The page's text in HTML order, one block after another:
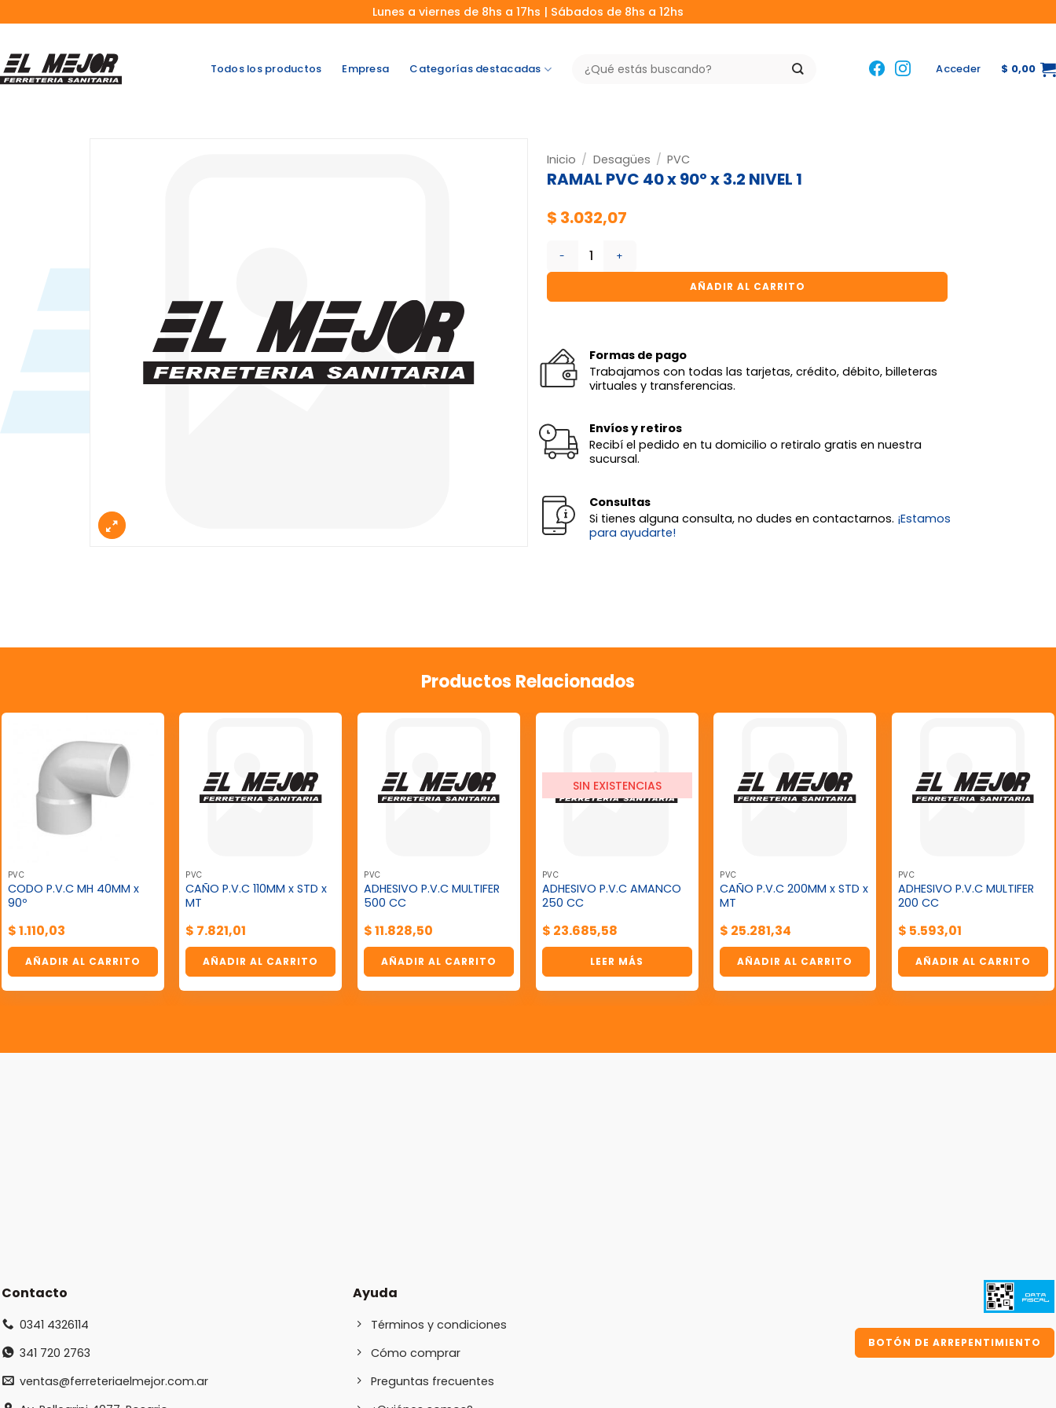
al
Lunes a viernes de 8hs a 17hs | Sábados de 8hs a 12hs
Todos los productos Empresa Categorías destacadas
Buscar
por:
Acceder $ 0,00
Inicio / Desagües / PVC
RAMAL PVC 40 x 90º x 3.2 NIVEL 1
$ 3.032,07
RAMAL PVC 40 x 90º x 3.2 NIVEL 1 cantidad
AÑADIR AL CARRITO
Formas de pago
Trabajamos con todas las tarjetas, crédito, débito, billeteras
virtuales y transferencias.
Envíos y retiros
Recibí el pedido en tu domicilio o retiralo gratis en nuestra
sucursal.
Consultas
Si tienes alguna consulta, no dudes en contactarnos. ¡Estamos
para ayudarte!
Productos Relacionados
PVC
CODO P.V.C MH 40MM x
90º
$1.110,03
AÑADIR AL CARRITO
PVC
CAÑO P.V.C 110MM x STD x
MT
$ 7.821,01
AÑADIR AL CARRITO
PVC
ADHESIVO P.V.C MULTIFER
500 CC
$11.828,50
AÑADIR AL CARRITO
SIN EXISTENCIAS
PVC
ADHESIVO P.V.C AMANCO
250 CC
$ 23.685,58
LEER MÁS
PVC
CAÑO P.V.C 200MM x STD x
MT
$ 25.281,34
AÑADIR AL CARRITO
PVC
ADHESIVO P.V.C MULTIFER
200 CC
$ 5.593,01
AÑADIR AL CARRITO
Contacto
0341 4326114
341 720 2763
ventas@ferreteriaelmejor.com.ar
Ayuda
Términos y condiciones
Cómo comprar
Preguntas frecuentes
BOTÓN DE ARREPENTIMIENTO